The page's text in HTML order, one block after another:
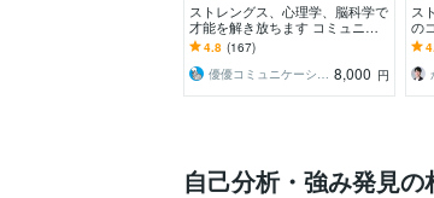
ストレングス、心理学、脳科学で
才能を解き放ちます コミュニケ
ーションに悩む人、「メンター」
が周りにいない人向け
4.8 (167)
優優コミュニケーション工藤 8,000 円
ス
の
ス
イ
自己分析・強み発見